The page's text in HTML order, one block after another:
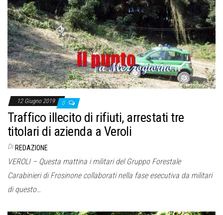
n
e
12 Giugno 2019 0
Traffico illecito di rifiuti, arrestati tre
titolari di azienda a Veroli
Di REDAZIONE
VEROLI – Questa mattina i militari del Gruppo Forestale
Carabinieri di Frosinone collaborati nella fase esecutiva da militari
di questo…